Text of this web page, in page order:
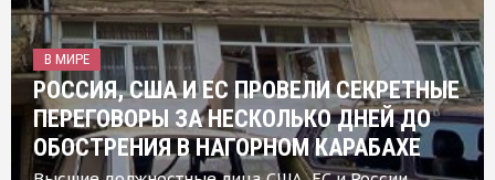
В МИРЕ
РОССИЯ, США И ЕС ПРОВЕЛИ СЕКРЕТНЫЕ
ПЕРЕГОВОРЫ ЗА НЕСКОЛЬКО ДНЕЙ ДО
ОБОСТРЕНИЯ В НАГОРНОМ КАРАБАХЕ